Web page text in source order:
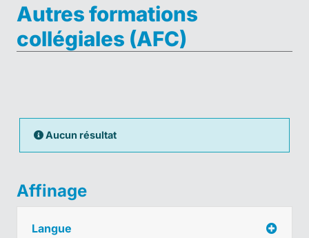
Autres formations
collégiales (AFC)
Aucun résultat
Affinage
Langue